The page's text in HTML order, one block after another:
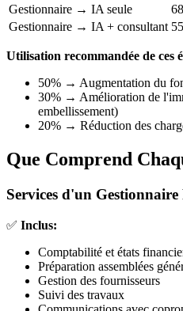
Gestionnaire → IA seule
Gestionnaire → IA + consultant
Utilisation recommandée de ces
50% → Augmentation du
30% → Amélioration de
embellissement)
20% → Réduction des
Que Comprend
Services d'un Gestionnaire
✅ Inclus:
Comptabilité et états
Préparation assemblées
Gestion des fournisseurs
Suivi des travaux